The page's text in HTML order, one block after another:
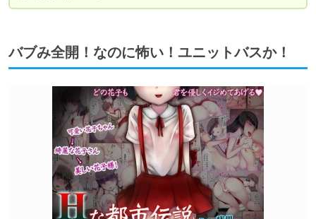
バブみ全開！なのに怖い！ユニットバスか！